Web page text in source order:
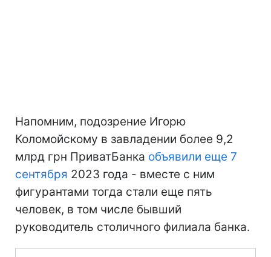
Напомним, подозрение Игорю
Коломойскому в завладении более 9,2
млрд грн ПриватБанка объявили еще 7
сентября 2023 года - вместе с ним
фигурантами тогда стали еще пять
человек, в том числе бывший
руководитель столичного филиала банка.